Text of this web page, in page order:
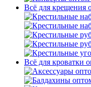
Всё для крещения
Всё для кроватки